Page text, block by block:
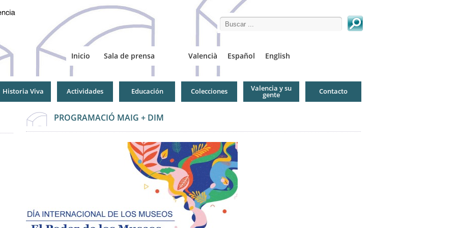
Search this site
Valencià Español English
Inicio Sala de prensa
Historia Viva Actividades Educación Colecciones Valencia y su
gente Contacto
PROGRAMACIÓ MAIG + DIM